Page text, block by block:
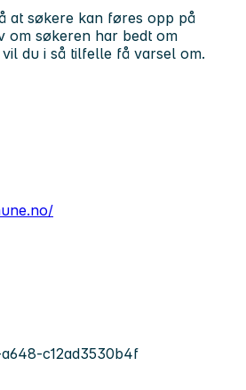
at søkere kan føres opp på
om søkeren har bedt om
du i så tilfelle få varsel om.
c12ad3530b4f